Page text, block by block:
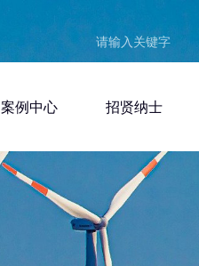
案例中心 招贤纳士